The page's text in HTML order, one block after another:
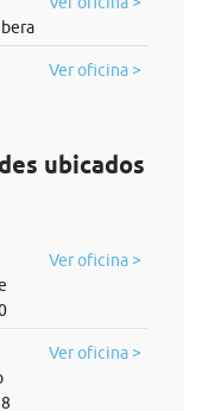
Ver oficina >
ubicados
Ver oficina >
Ver oficina >